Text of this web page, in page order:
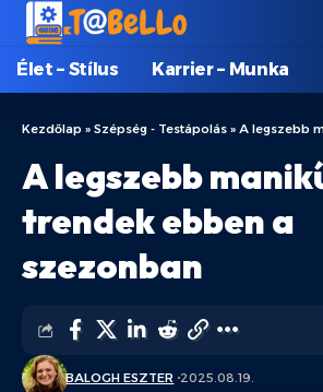
Élet – Stílus Karrier – Munka
Kezdőlap » Szépség - Testápolás » A legszebb
A legszebb
trendek ebben a
szezonban
BALOGH ESZTER 2025.08.19.